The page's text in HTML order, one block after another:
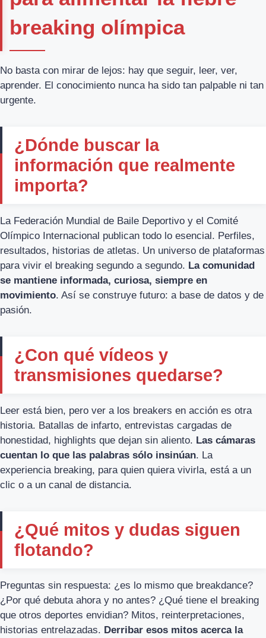
breaking olímpica
No basta con mirar de lejos: hay que seguir, leer, ver,
aprender. El conocimiento nunca ha sido tan palpable ni tan
urgente.
¿Dónde buscar la
información que realmente
importa?
La Federación Mundial de Baile Deportivo y el Comité
Olímpico Internacional publican todo lo esencial. Perfiles,
resultados, historias de atletas. Un universo de plataformas
para vivir el breaking segundo a segundo. La comunidad
se mantiene informada, curiosa, siempre en
movimiento. Así se construye futuro: a base de datos y de
pasión.
¿Con qué vídeos y
transmisiones quedarse?
Leer está bien, pero ver a los breakers en acción es otra
historia. Batallas de infarto, entrevistas cargadas de
honestidad, highlights que dejan sin aliento. Las cámaras
cuentan lo que las palabras sólo insinúan. La
experiencia breaking, para quien quiera vivirla, está a un
clic o a un canal de distancia.
¿Qué mitos y dudas siguen
flotando?
Preguntas sin respuesta: ¿es lo mismo que breakdance?
¿Por qué debuta ahora y no antes? ¿Qué tiene el breaking
que otros deportes envidian? Mitos, reinterpretaciones,
historias entrelazadas. Derribar esos mitos acerca la